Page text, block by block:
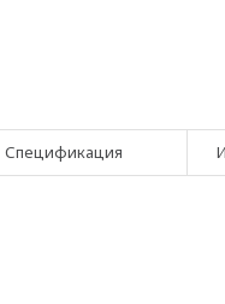
Спецификация